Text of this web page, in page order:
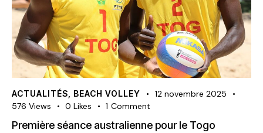
ACTUALITÉS, BEACH VOLLEY
12 novembre 2025
576 Views 0 Likes 1 Comment
Première séance australienne pour le Togo